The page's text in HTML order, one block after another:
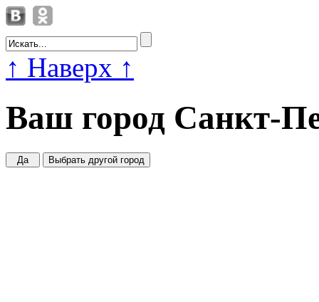
↑ Наверх ↑
Ваш город Санкт-
Да Выбрать другой город